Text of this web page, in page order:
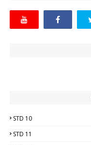
STD 10
STD 11